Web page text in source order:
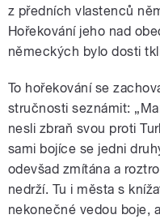
z předních vlastenců
Hořekování jeho nad
německých bylo dosti
To hořekování se
stručnosti seznámit:
nesli zbraň svou proti
sami bojíce se jedni
odevšad zmítána a
nedrží. Tu i města s
nekonečné vedou boje,